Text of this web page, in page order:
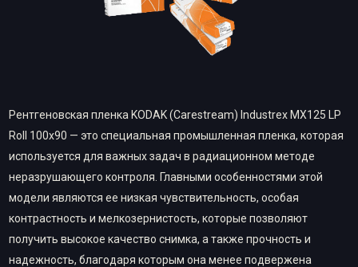
Рентгеновская пленка KODAK (Carestream) Industrex MX125 LP
Roll 100х90 — это специальная промышленная пленка, которая
используется для важных задач в радиационном методе
неразрушающего контроля. Главными особенностями этой
модели являются ее низкая чувствительность, особая
контрастность и мелкозернистость, которые позволяют
получить высокое качество снимка, а также прочность и
надежность, благодаря которым она менее подвержена